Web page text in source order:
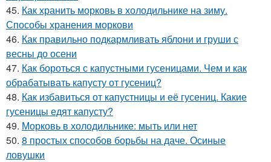
45. Как хранить морковь в холодильнике на зиму.
Способы хранения моркови
46. Как правильно подкармливать яблони и груши с
весны до осени
47. Как бороться с капустными гусеницами. Чем и как
обрабатывать капусту от гусениц?
48. Как избавиться от капустницы и её гусениц. Какие
гусеницы едят капусту?
49. Морковь в холодильнике: мыть или нет
50. 8 простых способов борьбы на даче. Осиные
ловушки